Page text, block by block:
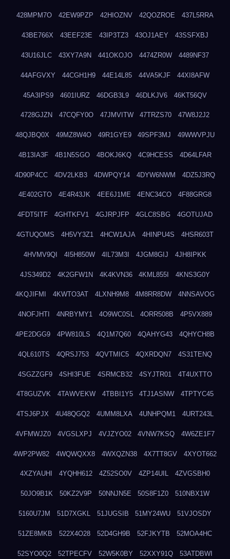
428MPM7O 42EW9PZP 42HIOZNV 42QOZROE 437L5RRA
43BE766X 43EEF23E 43IP3TZ3 43OJ1AEY 43SSFXBJ
43U16JLC 43XY7A9N 441OKOJO 4474ZR0W 4489NF37
44AFGVXY 44CGH1H9 44E14L85 44VA5KJF 44XI8AFW
45A3IPS9 4601IURZ 46DGB3L9 46DLKJV6 46KT56QV
4728GJZN 47CQFY0O 47JMVITW 47TRZS70 47W8J2J2
48QJBQ0X 49MZ8W4O 49R1GYE9 49SPF3MJ 49WWVPJU
4B13IA3F 4B1N5SGO 4BOKJ6KQ 4C9HCESS 4D64LFAR
4D90P4CC 4DV2LKB3 4DWPQY14 4DYW6NWM 4DZ5J3RQ
4E402GTO 4E4R43JK 4EE6J1ME 4ENC34CO 4F88GRG8
4FDT5ITF 4GHTKFV1 4GJRPJFP 4GLC8SBG 4GOTUJAD
4GTUQOMS 4H5VY3Z1 4HCW1AJA 4HINPU4S 4HSR603T
4HVMV9QI 4I5H850W 4IL73M3I 4JGM8GIJ 4JH8IPKK
4JS349D2 4K2GFW1N 4K4KVN36 4KML855I 4KNS3G0Y
4KQJIFMI 4KWTO3AT 4LXNH9M8 4M8RR8DW 4NNSAVOG
4NOFJHTI 4NRBYMY1 4O9WC0SL 4ORR508B 4P5VX889
4PE2DGG9 4PW810LS 4Q1M7Q60 4QAHYG43 4QHYCH8B
4QL610TS 4QRSJ753 4QVTMIC5 4QXRDQN7 4S31TENQ
4SGZZGF9 4SHI3FUE 4SRMCB32 4SYJTR01 4T4UXTTO
4T8GUZVK 4TAWVEKW 4TBBI1Y5 4TJ1ASNW 4TPTYC45
4TSJ6PJX 4U48QGQ2 4UMM8LXA 4UNHPQM1 4URT243L
4VFMWJZ0 4VGSLXPJ 4VJZYO02 4VNW7KSQ 4W6ZE1F7
4WP2PW82 4WQWQXX8 4WXQZN38 4X7TT8GV 4XYOT662
4XZYAUHI 4YQHH612 4Z52SO0V 4ZP14UIL 4ZVGSBH0
50JO9B1K 50KZ2V9P 50NNJN5E 50S8F1Z0 510NBX1W
5160U7JM 51D7XGKL 51JUGSIB 51MY24WU 51VJOSDY
51ZE8MKB 522X4O28 52D4GH9B 52FJKYTB 52MOA4HC
52SYO0Q2 52TPECFV 52W5K0BY 52XXY91Q 53ATDBWI